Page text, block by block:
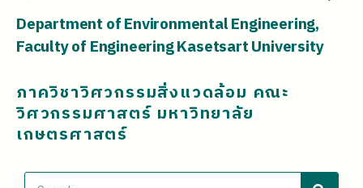
Department of Environmental Engineering,
Faculty of Engineering Kasetsart University
ภาควิชาวิศวกรรมสิ่งแวดล้อม คณะ
วิศวกรรมศาสตร์ มหาวิทยาลัย
เกษตรศาสตร์